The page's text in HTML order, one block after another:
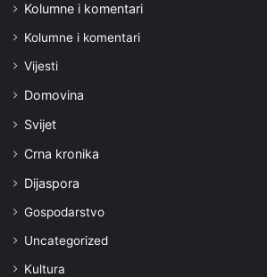
Kolumne i komentari
Kolumne i komentari
Vijesti
Domovina
Svijet
Crna kronika
Dijaspora
Gospodarstvo
Uncategorized
Kultura